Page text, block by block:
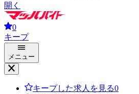
開く
0
キープ
メニュー
キープした求人を見る0